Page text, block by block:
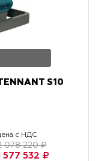
S10
с НДС
078 220 ₽
577 532 ₽